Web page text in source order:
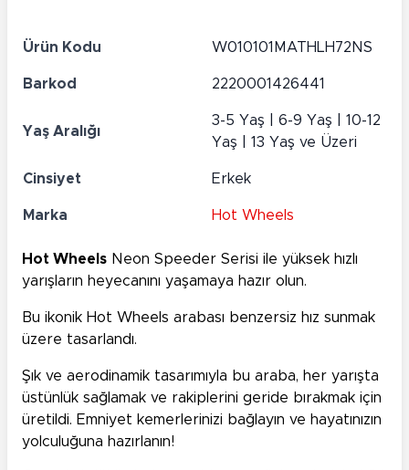
Ürün Kodu W010101MATHLH72NS
Barkod 2220001426441
Yaş Aralığı
3-5 Yaş | 6-9 Yaş | 10-12
Yaş | 13 Yaş ve Üzeri
Cinsiyet Erkek
Marka Hot Wheels
Hot Wheels Neon Speeder Serisi ile yüksek hızlı
yarışların heyecanını yaşamaya hazır olun.
Bu ikonik Hot Wheels arabası benzersiz hız sunmak
üzere tasarlandı.
Şık ve aerodinamik tasarımıyla bu araba, her yarışta
üstünlük sağlamak ve rakiplerini geride bırakmak için
üretildi. Emniyet kemerlerinizi bağlayın ve hayatınızın
yolculuğuna hazırlanın!